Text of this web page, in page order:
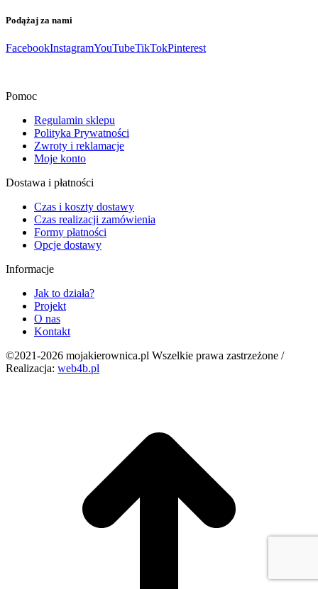
Podążaj za nami
FacebookInstagramYouTubeTikTokPinterest
Pomoc
Regulamin sklepu
Polityka Prywatności
Zwroty i reklamacje
Moje konto
Dostawa i płatności
Czas i koszty dostawy
Czas realizacji zamówienia
Formy płatności
Opcje dostawy
Informacje
Jak to działa?
Projekt
O nas
Kontakt
©2021-2026 mojakierownica.pl Wszelkie prawa zastrzeżone /
Realizacja: web4b.pl